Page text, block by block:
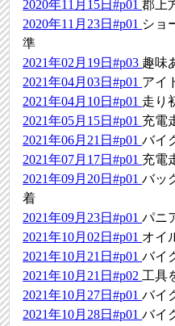
2020年11月15日#p01郡上
2020年11月23日#p01 ショ
準
2021年02月19日#p03 趣味
2021年04月03日#p01 アイ
2021年04月10日#p01 走り
2021年05月15日#p01 充電
2021年06月21日#p01バイ
2021年07月17日#p01 充電
2021年09月20日#p01バッ
着
2021年09月23日#p01パニ
2021年10月02日#p01 オイ
2021年10月21日#p01バイ
2021年10月21日#p02 工具
2021年10月27日#p01バイ
2021年10月28日#p01バイ